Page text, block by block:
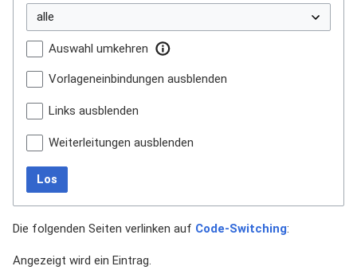
Auswahl umkehren
Vorlageneinbindungen ausblenden
Links ausblenden
Weiterleitungen ausblenden
Los
Die folgenden Seiten verlinken auf Code-Switching:
Angezeigt wird ein Eintrag.